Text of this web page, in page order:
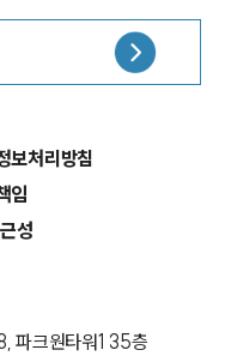
보처리방침
임
성
파크원타워1 35층